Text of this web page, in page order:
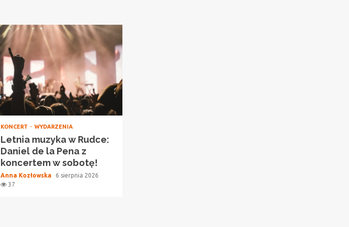
KONCERT WYDARZENIA
Letnia muzyka w Rudce:
Daniel de la Pena z
koncertem w sobotę!
Anna Kozłowska
6 sierpnia 2026
37